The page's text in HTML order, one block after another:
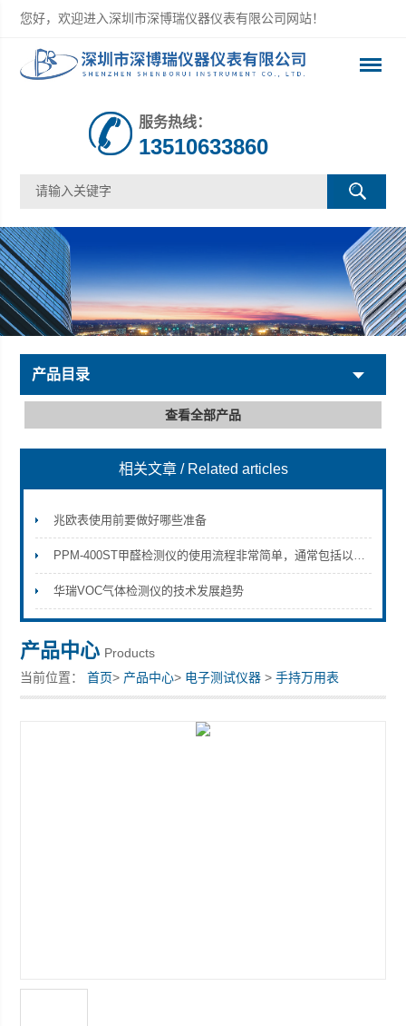
您好，欢迎进入深圳市深博瑞仪器仪表有限公司网站！
深圳市深博瑞仪器仪表有限公司
服务热线：
13510633860
产品目录
查看全部产品
相关文章 / Related articles
兆欧表使用前要做好哪些准备
PPM-400ST甲醛检测仪的使用流程非常简单，通常包括以下几个步骤
华瑞VOC气体检测仪的技术发展趋势
产品中心 Products
当前位置：首页> 产品中心> 电子测试仪器 >手持万用表